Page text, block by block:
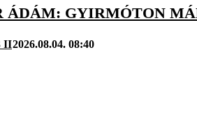
ÁDÁM: GYIRMÓTON
II2026.08.04. 08:40